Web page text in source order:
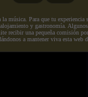
música. Para que tu experiencia
y gastronomía. Algunos
recibir una pequeña comisión por
a mantener viva esta web